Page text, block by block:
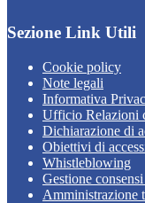
Sezione Link Utili
Cookie policy
Note legali
Informativa
Ufficio Relazioni
Dichiarazione di
Obiettivi di
Whistleblowing
Gestione
Amministrazione